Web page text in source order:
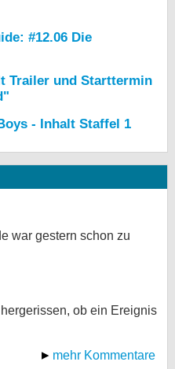
#12.06 Die
Trailer und Starttermin
- Inhalt Staffel 1
war gestern schon zu
ob ein Ereignis
mehr Kommentare